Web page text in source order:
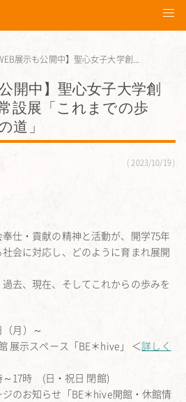
展示も公開中】聖心女子大学創...
開中】聖心女子大学創
設展「これまでの歩
道」
2023/10/19
仕・貢献の精神と活動が、開学75年
会に対応し、どのように育まれ展開
去、現在、そしてこれからの歩みを
月）～
展示スペース「BE＊hive」 ＜詳しく
17時 (日・祝日 閉館)
のお知らせ「BE＊hive開館・休館情